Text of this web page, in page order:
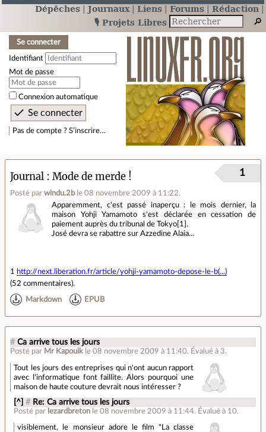
Dépêches Journaux Liens Forums
Rédaction
🎙️ Projets Libres
Se connecter
Identifiant
Mot de passe
Connexion automatique
Pas de compte ? S’inscrire…
Journal Mode de merde !
Posté par windu.2b le 08 novembre 2009 à 11:22.
1
Apparemment, c'est passé inaperçu : le mois dernier, la
maison Yohji Yamamoto s'est déclarée en cessation de
paiement auprès du tribunal de Tokyo[1].
José devra se rabattre sur Azzedine Alaia...
1
http://next.liberation.fr/article/yohji-yamamoto-depose-le-b(...)
(52 commentaires).
Markdown EPUB
# Ca arrive tous les jours
Posté par Mr Kapouik le 08 novembre 2009 à 11:40. Évalué à 3.
Tout les jours des entreprises qui n'ont aucun rapport
avec l'informatique font faillite. Alors pourquoi une
maison de haute couture devrait nous intéresser ?
[^] # Re: Ca arrive tous les jours
Posté par lezardbreton le 08 novembre 2009 à 11:44. Évalué à 10.
visiblement, le monsieur adore le film "La classe